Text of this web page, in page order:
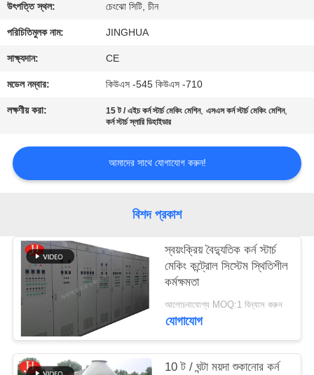
কারখানা
ভ্রমণ
গুণমান
আমাদের
উদ্ধৃতির
জন্য
আবেদন
উৎপত্তি স্থল: চেংঝো সিটি, চীন
পরিচিতিমুলক নাম: JINGHUA
সাক্ষ্যদান: CE
মডেল নম্বার: কিউএস -545 কিউএস -710
লক্ষণীয় করা: 15 ট / এইচ কর্ন স্টার্চ মেকিং মেশিন,এসএস কর্ন স্টার্চ মেকিং মেশিন,
কর্ন স্টার্চ স্লারি ডিহাইডার
আমাদের সাথে যোগাযোগ করুন!
বিশদ প্রকাশ
স্বয়ংক্রিয় বৈদ্যুতিক কর্ন স্টার্চ
মেকিং কন্ট্রোল সিস্টেম স্থিতিশীল
কর্মক্ষমতা
আলোচনাযোগ্য MOQ:1 বিন্যাস করুন
যোগাযোগ
10 ট / ঘন্টা ময়দা শুকানোর কর্ন